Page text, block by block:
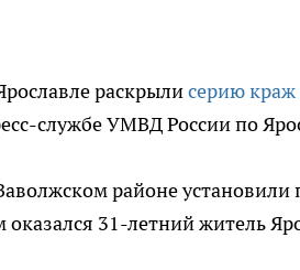
раскрылисерию
службе УМВД России по
районе
оказался 31-летний житель